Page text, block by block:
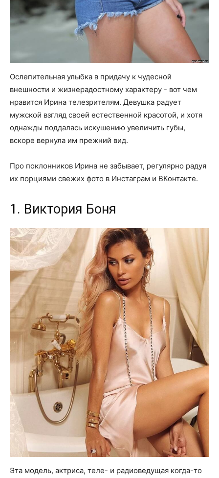
Ослепительная улыбка в придачу к чудесной
внешности и жизнерадостному характеру - вот чем
нравится Ирина телезрителям. Девушка радует
мужской взгляд своей естественной красотой, и хотя
однажды поддалась искушению увеличить губы,
вскоре вернула им прежний вид.
Про поклонников Ирина не забывает, регулярно радуя
их порциями свежих фото в Инстаграм и ВКонтакте.
1. Виктория Боня
Эта модель, актриса, теле- и радиоведущая когда-то